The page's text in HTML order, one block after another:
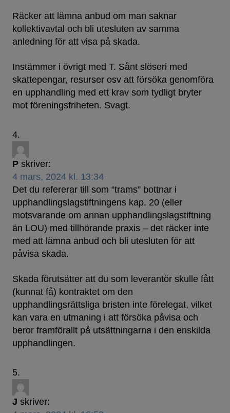
Räcker att lämna anbud om man saknar
kollektivavtal och bli utesluten av samma
anledning för att visa på skada.
Instämmer i övrigt med T. Sånt slöseri med
skattepengar, resurser osv att försöka genomföra
en upphandling med ett krav som tydligt bryter
mot föreningsfriheten. Svagt.
P skriver:
4 mars, 2024 kl. 13:34
Det du refererar till som “trams” bottnar i
upphandlingslagstiftningens kap. 20 (eller
motsvarande om annan upphandlingslagstiftning
än LOU) med tillhörande praxis – det räcker inte
med att lämna anbud och bli utesluten för att
påvisa skada.
Skada förutsätter att du som leverantör skulle fått
(kunnat få) kontraktet om den
upphandlingsrättsliga bristen inte förelegat, vilket
kan vara en utmaning i att försöka påvisa och
beror framförallt på utsättningarna i den enskilda
upphandlingen.
J skriver: